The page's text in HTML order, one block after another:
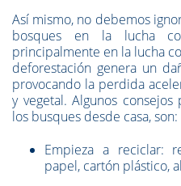
Así mismo, no debemos
bosques en la lucha
principalmente en la lucha
deforestación genera un
provocando la perdida
y vegetal. Algunos
los busques desde casa, son:
Empieza a reciclar:
papel, cartón plástico,